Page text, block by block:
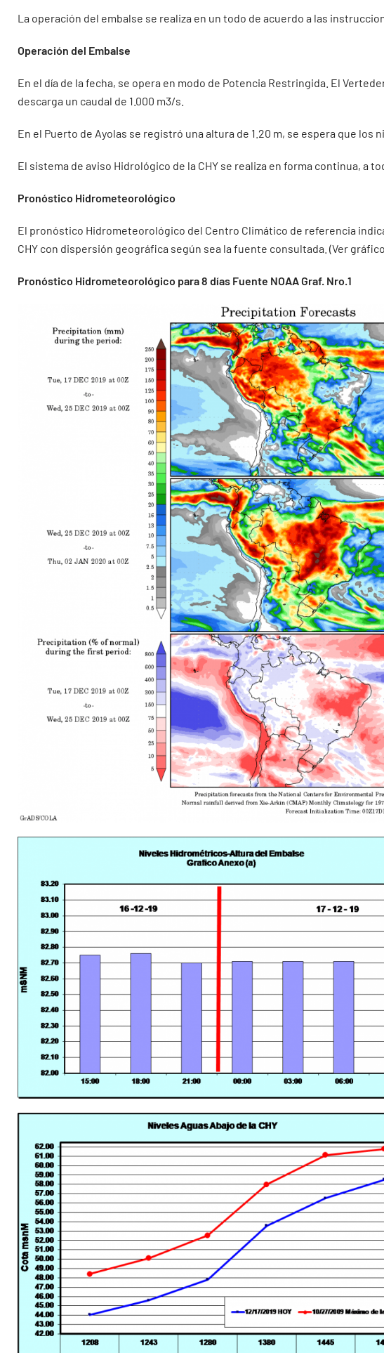
La operación del embalse se realiza en un todo de acuerdo a las
Operación del Embalse
En el día de la fecha, se opera en modo de Potencia Restringida. El
descarga un caudal de 1.000 m3/s.
En el Puerto de Ayolas se registró una altura de 1.20 m, se espera que los
El sistema de aviso Hidrológico de la CHY se realiza en forma continua, a
Pronóstico Hidrometeorológico
El pronóstico Hidrometeorológico del Centro Climático de referencia
CHY con dispersión geográfica según sea la fuente consultada. (Ver gráfico
Pronóstico Hidrometeorológico para 8 días Fuente NOAA Graf. Nro.1